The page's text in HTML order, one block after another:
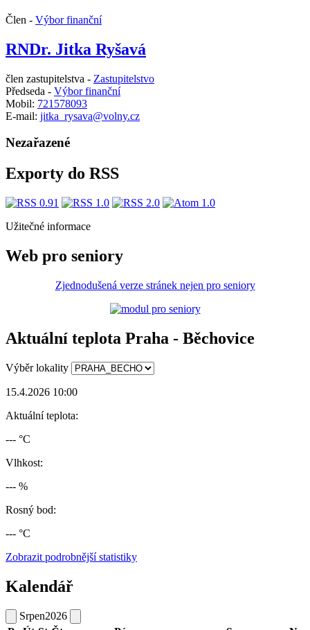
Člen - Výbor finanční
RNDr. Jitka Ryšavá
člen zastupitelstva - Zastupitelstvo
Předseda - Výbor finanční
Mobil: 721578093
E-mail: jitka_rysava@volny.cz
Nezařazené
Exporty do RSS
Užitečné informace
Web pro seniory
Zjednodušená verze stránek nejen pro seniory
Aktuální teplota Praha - Běchovice
Výběr lokality
15.4.2026 10:00
Aktuální teplota:
--- °C
Vlhkost:
--- %
Rosný bod:
--- °C
Zobrazit podrobnější statistiky
Kalendář
Srpen2026